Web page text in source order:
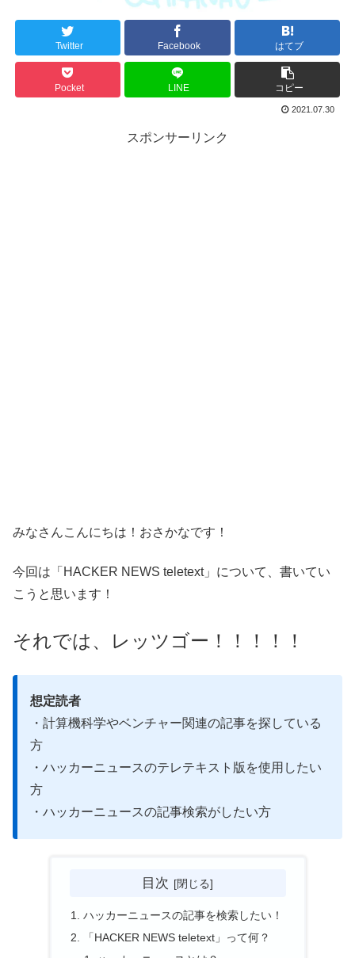
Twitter Facebook はてブ
Pocket LINE コピー
2021.07.30
スポンサーリンク
みなさんこんにちは！おさかなです！
今回は「HACKER NEWS teletext」について、書いてい
こうと思います！
それでは、レッツゴー！！！！！
想定読者
・計算機科学やベンチャー関連の記事を探している
方
・ハッカーニュースのテレテキスト版を使用したい
方
・ハッカーニュースの記事検索がしたい方
目次
ハッカーニュースの記事を検索したい！
「HACKER NEWS teletext」って何？